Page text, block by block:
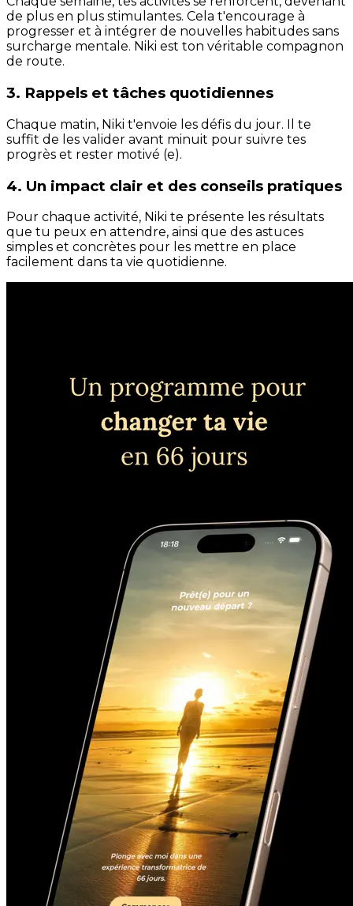
de plus en plus stimulantes. Cela t'encourage à
progresser et à intégrer de nouvelles habitudes sans
surcharge mentale. Niki est ton véritable compagnon
de route.
3. Rappels et tâches quotidiennes
Chaque matin, Niki t'envoie les défis du jour. Il te
suffit de les valider avant minuit pour suivre tes
progrès et rester motivé (e).
4. Un impact clair et des conseils pratiques
Pour chaque activité, Niki te présente les résultats
que tu peux en attendre, ainsi que des astuces
simples et concrètes pour les mettre en place
facilement dans ta vie quotidienne.